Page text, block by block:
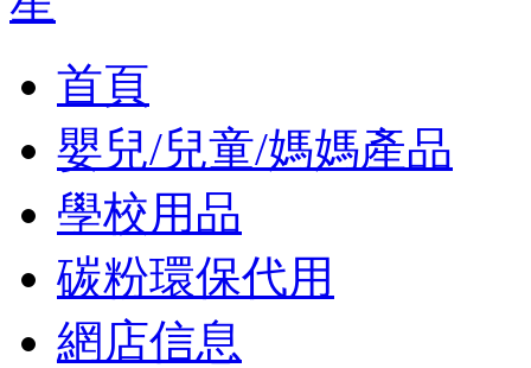
首頁
嬰兒/兒童/媽媽產品
學校用品
碳粉環保代用
網店信息